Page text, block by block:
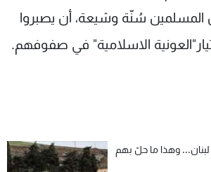
المسلمين سُنّة وشيعة، أن يصبروا
تيار"العونية الاسلامية" في صفوفهم.
لبنان... وهذا ما حلّ بهم